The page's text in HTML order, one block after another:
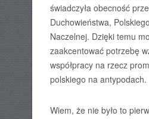
świadczyła obecność
Duchowieństwa,
Naczelnej. Dzięki temu
zaakcentować potrzebę
współpracy na rzecz
polskiego na antypodach.
Wiem, że nie było to